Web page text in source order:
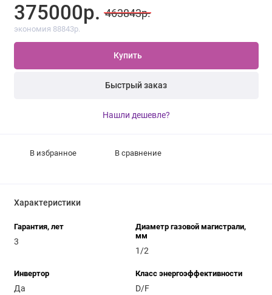
375000р. 463843р.
экономия 88843р.
Купить
Быстрый заказ
Нашли дешевле?
В избранное В сравнение
Характеристики
Гарантия, лет
3
Диаметр газовой магистрали,
мм
1/2
Инвертор
Да
Класс энергоэффективности
D/F